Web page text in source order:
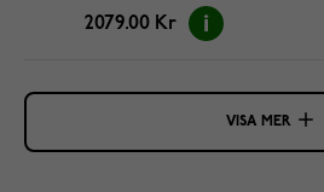
2079.00 Kr
VISA MER